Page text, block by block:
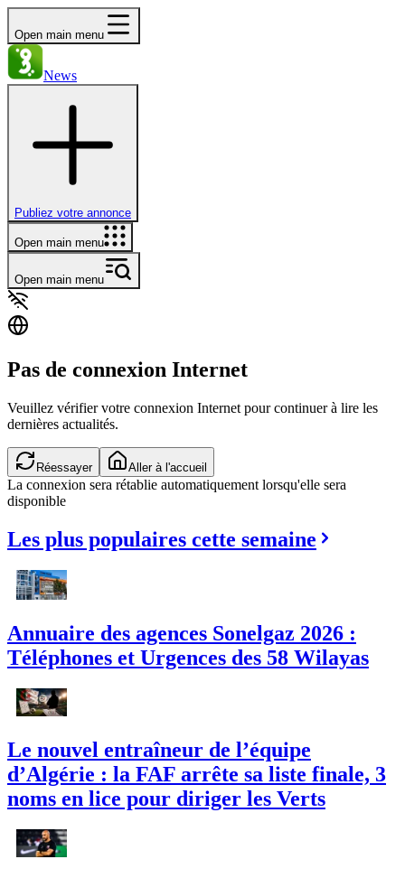
Open main menu
News
Publiez votre annonce
Open main menu
Open main menu
Pas de connexion Internet
Veuillez vérifier votre connexion Internet pour continuer à lire les
dernières actualités.
Réessayer Aller à l'accueil
La connexion sera rétablie automatiquement lorsqu'elle sera
disponible
Les plus populaires cette semaine
Annuaire des agences Sonelgaz 2026 :
Téléphones et Urgences des 58 Wilayas
Le nouvel entraîneur de l’équipe
d’Algérie : la FAF arrête sa liste finale, 3
noms en lice pour diriger les Verts